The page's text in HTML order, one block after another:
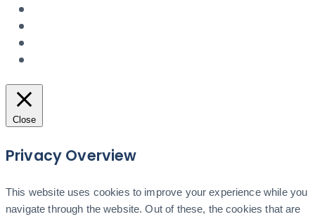
Close
Privacy Overview
This website uses cookies to improve your experience while you
navigate through the website. Out of these, the cookies that are